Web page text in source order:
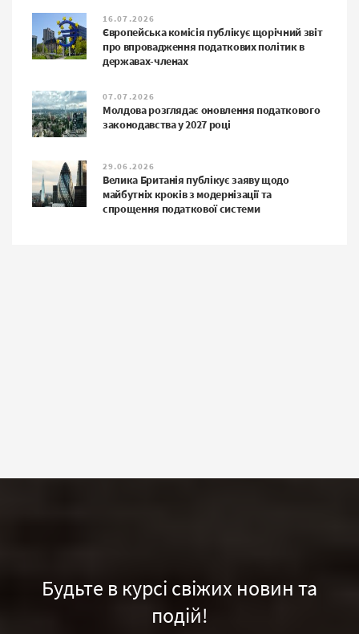
16.07.2026
Європейська комісія публікує щорічний звіт
про впровадження податкових політик в
державах-членах
07.07.2026
Молдова розглядає оновлення податкового
законодавства у 2027 році
29.06.2026
Велика Британія публікує заяву щодо
майбутніх кроків з модернізації та
спрощення податкової системи
Будьте в курсі свіжих новин та
подій!